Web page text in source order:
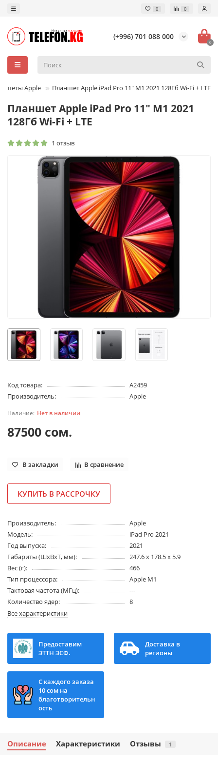
0 0
(+996) 701 088 000
0
Apple Планшет Apple iPad Pro 11" M1 2021 128Гб Wi-Fi + LTE
Планшет Apple iPad Pro 11" M1 2021
128Гб Wi-Fi + LTE
1 отзыв
Код товара:
A2459
Производитель:
Apple
Нет в наличии
87500 сом.
В закладки В сравнение
КУПИТЬ В РАССРОЧКУ
Производитель:
Apple
Модель:
iPad Pro 2021
Год выпуска:
2021
Габариты (ШхВхТ, мм):
247.6 х 178.5 х 5.9
Вес (г):
466
Тип процессора:
Apple M1
Тактовая частота (МГц):
---
Количество ядер:
8
Все характеристики
Предоставим
ЭТТН ЭСФ.
Доставка в
регионы
С каждого заказа
10 сом на
благотворительн
ость
Описание Характеристики Отзывы 1